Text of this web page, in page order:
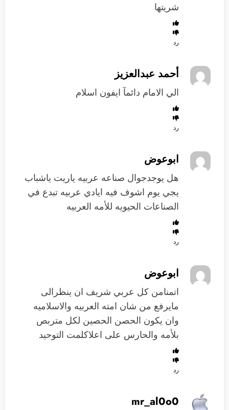
شريتها
رد
أحمد عبدالعزيز
الي الامام دائمآ ايفون اسلام
رد
ابوعوض
هل يوجدجوال صناعه عربيه ياريت ياشباب
يجي يوم اشوف فيه ايادي عربيه تبدع في
الصناعات الحيويه للأمه العربيه
رد
ابوعوض
اتمنامن كل عربي شريف ان ينظرالى
مايرفع من شان امته العربيه والاسلاميه
وان يكون الحصن الحصين لكل متربص
بلأمه والحارس على اعلاكلمت التوحيد
رد
mr_al0o0